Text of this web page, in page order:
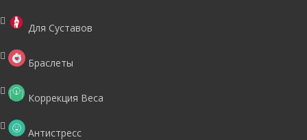
Для Суставов
Браслеты
Коррекция Веса
Антистресс